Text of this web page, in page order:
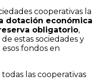
cooperativas la
dotación económica
obligatorio,
estas sociedades y
fondos en
las cooperativas